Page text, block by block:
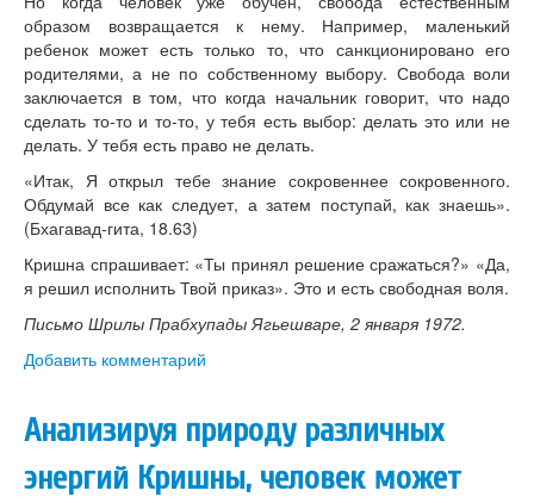
образом возвращается к нему. Например, маленький
ребенок может есть только то, что санкционировано его
родителями, а не по собственному выбору. Свобода воли
заключается в том, что когда начальник говорит, что надо
сделать то-то и то-то, у тебя есть выбор: делать это или не
делать. У тебя есть право не делать.
«Итак, Я открыл тебе знание сокровеннее сокровенного.
Обдумай все как следует, а затем поступай, как знаешь».
(Бхагавад-гита, 18.63)
Кришна спрашивает: «Ты принял решение сражаться?» «Да,
я решил исполнить Твой приказ». Это и есть свободная воля.
Письмо Шрилы Прабхупады Ягьешваре, 2 января 1972.
Добавить комментарий
Анализируя природу различных
энергий Кришны, человек может